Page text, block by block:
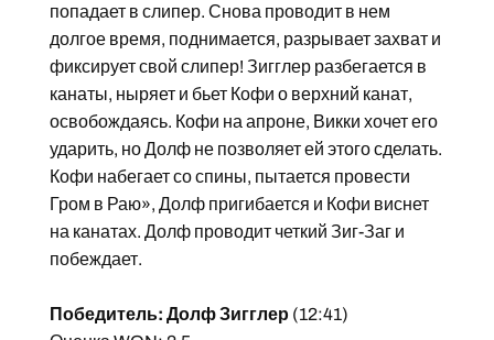
попадает в слипер. Снова проводит в нем
долгое время, поднимается, разрывает захват и
фиксирует свой слипер! Зигглер разбегается в
канаты, ныряет и бьет Кофи о верхний канат,
освобождаясь. Кофи на апроне, Викки хочет его
ударить, но Долф не позволяет ей этого сделать.
Кофи набегает со спины, пытается провести
Гром в Раю», Долф пригибается и Кофи виснет
на канатах. Долф проводит четкий Зиг-Заг и
побеждает.
Победитель: Долф Зигглер (12:41)